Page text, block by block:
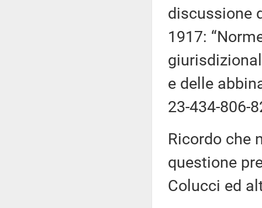
discussione
1917:
e delle
23-434-806-
Ricordo che
questione
Colucci ed